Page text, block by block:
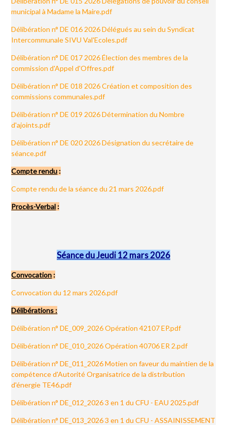
municipal à Madame la Maire.pdf
Délibération n° DE 016 2026 Délégués au sein du Syndicat
Intercommunale SIVU Val'Ecoles.pdf
Délibération n° DE 017 2026 Élection des membres de la
commission d'Appel d'Offres.pdf
Délibération n° DE 018 2026 Création et composition des
commissions communales.pdf
Délibération n° DE 019 2026 Détermination du Nombre
d'ajoints.pdf
Délibération n° DE 020 2026 Désignation du secrétaire de
séance.pdf
Compte rendu :
Compte rendu de la séance du 21 mars 2026.pdf
Procès-Verbal :
Séance du Jeudi 12 mars 2026
Convocation :
Convocation du 12 mars 2026.pdf
Délibérations :
Délibération n° DE_009_2026 Opération 42107 EP.pdf
Délibération n° DE_010_2026 Opération 40706 ER 2.pdf
Délibération n° DE_011_2026 Motien on faveur du maintien de la
compétence d'Autorité Organisatrice de la distribution
d'énergie TE46.pdf
Délibération n° DE_012_2026 3 en 1 du CFU - EAU 2025.pdf
Délibération n° DE_013_2026 3 en 1 du CFU - ASSAINISSEMENT